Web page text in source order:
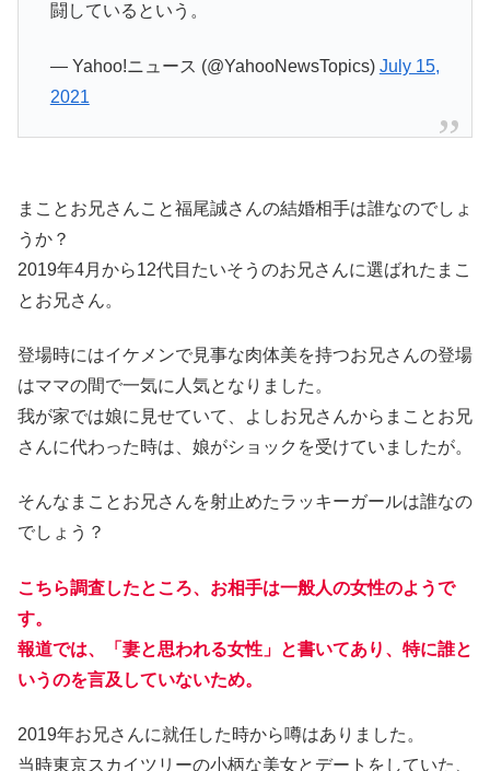
闘しているという。
— Yahoo!ニュース (@YahooNewsTopics) July 15,
2021
まことお兄さんこと福尾誠さんの結婚相手は誰なのでしょ
うか？
2019年4月から12代目たいそうのお兄さんに選ばれたまこ
とお兄さん。
登場時にはイケメンで見事な肉体美を持つお兄さんの登場
はママの間で一気に人気となりました。
我が家では娘に見せていて、よしお兄さんからまことお兄
さんに代わった時は、娘がショックを受けていましたが。
そんなまことお兄さんを射止めたラッキーガールは誰なの
でしょう？
こちら調査したところ、お相手は一般人の女性のようで
す。
報道では、「妻と思われる女性」と書いてあり、特に誰と
いうのを言及していないため。
2019年お兄さんに就任した時から噂はありました。
当時東京スカイツリーの小柄な美女とデートをしていた、